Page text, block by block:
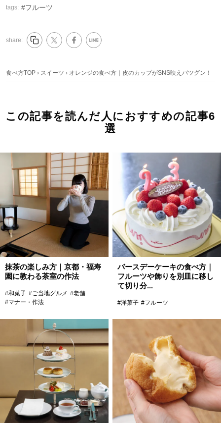
tags: フルーツ
share:
食べ方TOP › スイーツ › オレンジの食べ方｜皮のカップがSNS映えバツグン！
この記事を読んだ人におすすめの記事6
選
抹茶の楽しみ方｜京都・福寿
園に教わる茶室の作法
#和菓子 #ご当地グルメ #老舗
#マナー・作法
バースデーケーキの食べ方｜
フルーツや飾りを別皿に移し
て切り分...
#洋菓子 #フルーツ